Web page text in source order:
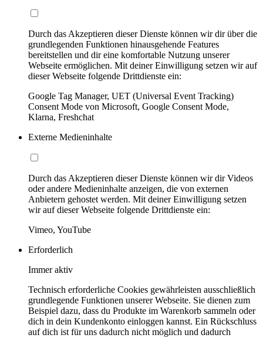
Durch das Akzeptieren dieser Dienste können wir dir über die
grundlegenden Funktionen hinausgehende Features
bereitstellen und dir eine komfortable Nutzung unserer
Webseite ermöglichen. Mit deiner Einwilligung setzen wir auf
dieser Webseite folgende Drittdienste ein:
Google Tag Manager, UET (Universal Event Tracking)
Consent Mode von Microsoft, Google Consent Mode,
Klarna, Freshchat
Externe Medieninhalte
Durch das Akzeptieren dieser Dienste können wir dir Videos
oder andere Medieninhalte anzeigen, die von externen
Anbietern gehostet werden. Mit deiner Einwilligung setzen
wir auf dieser Webseite folgende Drittdienste ein:
Vimeo, YouTube
Erforderlich
Immer aktiv
Technisch erforderliche Cookies gewährleisten ausschließlich
grundlegende Funktionen unserer Webseite. Sie dienen zum
Beispiel dazu, dass du Produkte im Warenkorb sammeln oder
dich in dein Kundenkonto einloggen kannst. Ein Rückschluss
auf dich ist für uns dadurch nicht möglich und dadurch